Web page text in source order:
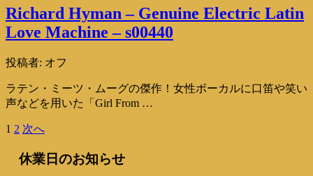
Richard Hyman – Genuine Electric Latin
Love Machine – s00440
投稿者: オフ
ラテン・ミーツ・ムーグの傑作！女性ボーカルに口笛や笑い
声などを用いた「Girl From …
投
稿
1 2 次へ
休業日のお知らせ